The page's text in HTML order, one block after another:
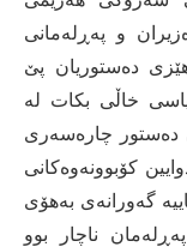
و پەڕلەمانی
دەستوریان پێ
خاڵی بكات لە
دەستور چارەسەری
كۆبوونەوەكانی
گەورانەی بەهۆی
ناچار بوو